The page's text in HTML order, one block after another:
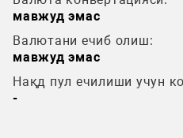
мавжуд эмас
Валютани ечиб олиш:
мавжуд эмас
Нақд пул ечилиши учун
-